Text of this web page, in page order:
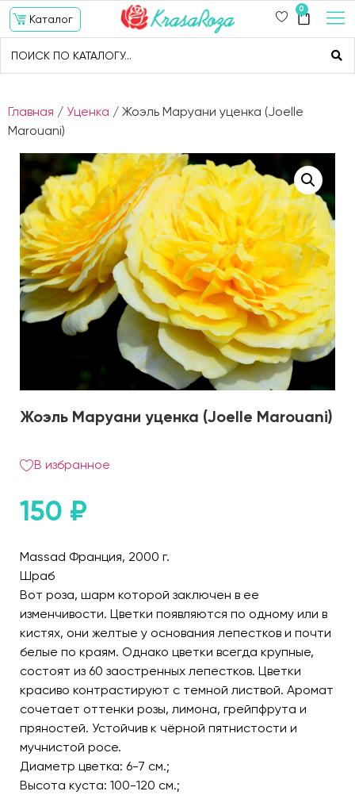
Каталог
0
Главная / Уценка / Жоэль Маруани уценка (Joelle
Marouani)
Жоэль Маруани уценка (Joelle Marouani)
В избранное
150 ₽
Massad Франция, 2000 г.
Шраб
Вот роза, шарм которой заключен в ее
изменчивости. Цветки появляются по одному или в
кистях, они желтые у основания лепестков и почти
белые по краям. Однако цветки всегда крупные,
состоят из 60 заостренных лепестков. Цветки
красиво контрастируют с темной листвой. Аромат
сочетает оттенки розы, лимона, грейпфрута и
пряностей. Устойчив к чёрной пятнистости и
мучнистой росе.
Диаметр цветка: 6-7 см.;
Высота куста: 100-120 см.;